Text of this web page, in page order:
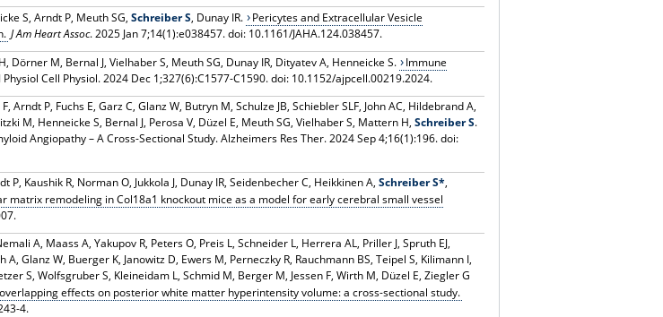
S, Arndt P, Meuth SG,Schreiber S, Dunay IR.
Pericytes and Extracellular Vesicle
J Am Heart Assoc. 2025 Jan 7;14(1):e038457. doi: 10.1161/JAHA.124.038457.
M, Bernal J, Vielhaber S, Meuth SG, Dunay IR, Dityatev A, Henneicke S.
Immune
Physiol Cell Physiol. 2024 Dec 1;327(6):C1577-C1590. doi: 10.1152/ajpcell.00219.2024.
P, Fuchs E, Garz C, Glanz W, Butryn M, Schulze JB, Schiebler SLF, John AC, Hildebrand A,
M, Henneicke S, Bernal J, Perosa V, Düzel E, Meuth SG, Vielhaber S, Mattern H,Schreiber S.
Angiopathy – A Cross-Sectional Study. Alzheimers Res Ther. 2024 Sep 4;16(1):196. doi:
Kaushik R, Norman O, Jukkola J, Dunay IR, Seidenbecher C, Heikkinen A,Schreiber S*,
remodeling in Col18a1 knockout mice as a model for early cerebral small vessel
A, Maass A, Yakupov R, Peters O, Preis L, Schneider L, Herrera AL, Priller J, Spruth EJ,
Glanz W, Buerger K, Janowitz D, Ewers M, Perneczky R, Rauchmann BS, Teipel S, Kilimann I,
S, Wolfsgruber S, Kleineidam L, Schmid M, Berger M, Jessen F, Wirth M, Düzel E, Ziegler G
effects on posterior white matter hyperintensity volume: a cross-sectional study.
4.